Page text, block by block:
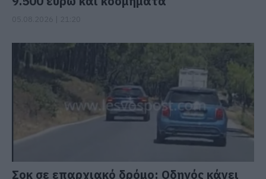
Σοκ σε επαρχιακό δρόμο: Οδηγός κάνει